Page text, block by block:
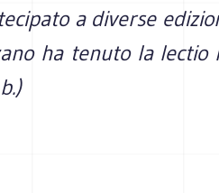
a diverse
ha tenuto la lectio